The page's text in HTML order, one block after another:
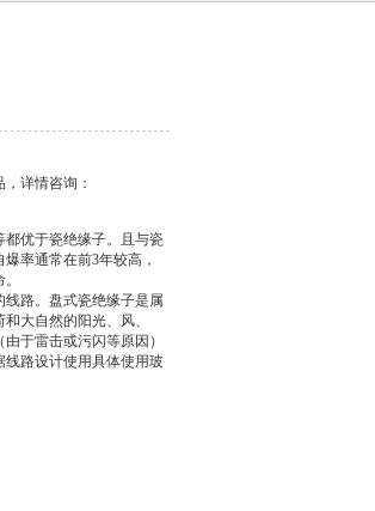
详情咨询：
优于瓷绝缘子。且与瓷
率通常在前3年较高，
线路。盘式瓷绝缘子是属
大自然的阳光、风、
于雷击或污闪等原因）
路设计使用具体使用玻